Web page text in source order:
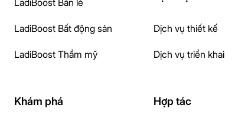
LadiBoost Bất động sản
LadiBoost Thẩm mỹ
Dịch vụ thiết kế
Dịch vụ triển khai
Khám phá Hợp tác